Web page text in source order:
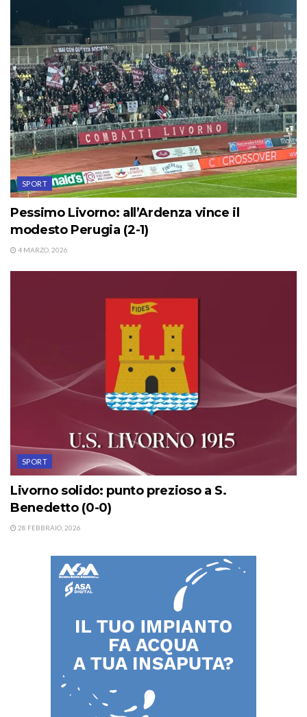
SPORT
Pessimo Livorno: all’Ardenza vince il
modesto Perugia (2-1)
4 MARZO, 2026
SPORT
Livorno solido: punto prezioso a S.
Benedetto (0-0)
28 FEBBRAIO, 2026